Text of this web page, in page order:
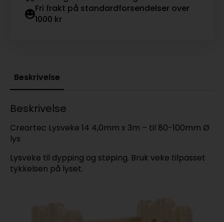
Fri frakt på standardforsendelser over
1000 kr
Beskrivelse
Beskrivelse
Creartec Lysveke 14 4,0mm x 3m – til 80-100mm Ø
lys
Lysveke til dypping og støping. Bruk veke tilpasset
tykkelsen på lyset.